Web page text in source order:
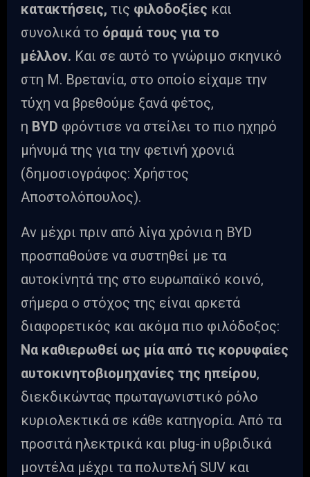
κατακτήσεις, τις φιλοδοξίες και
συνολικά το όραμά τους για το
μέλλον. Και σε αυτό το γνώριμο σκηνικό
στη Μ. Βρετανία, στο οποίο είχαμε την
τύχη να βρεθούμε ξανά φέτος,
η BYD φρόντισε να στείλει το πιο ηχηρό
μήνυμά της για την φετινή χρονιά
(δημοσιογράφος: Χρήστος
Αποστολόπουλος).
Αν μέχρι πριν από λίγα χρόνια η BYD
προσπαθούσε να συστηθεί με τα
αυτοκίνητά της στο ευρωπαϊκό κοινό,
σήμερα ο στόχος της είναι αρκετά
διαφορετικός και ακόμα πιο φιλόδοξος:
Να καθιερωθεί ως μία από τις κορυφαίες
αυτοκινητοβιομηχανίες της ηπείρου,
διεκδικώντας πρωταγωνιστικό ρόλο
κυριολεκτικά σε κάθε κατηγορία. Από τα
προσιτά ηλεκτρικά και plug-in υβριδικά
μοντέλα μέχρι τα πολυτελή SUV και